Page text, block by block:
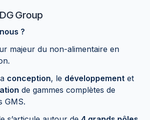
Group
?
majeur du non-alimentaire en
conception, le développement et
de gammes complètes de
GMS.